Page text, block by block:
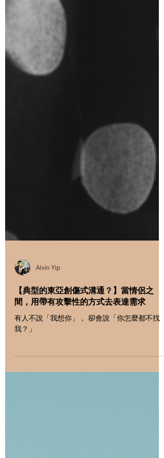
Alvin Yip
【典型的東亞創傷式溝通？】當情侶之
間，用帶有攻擊性的方式去表達需求
我？」